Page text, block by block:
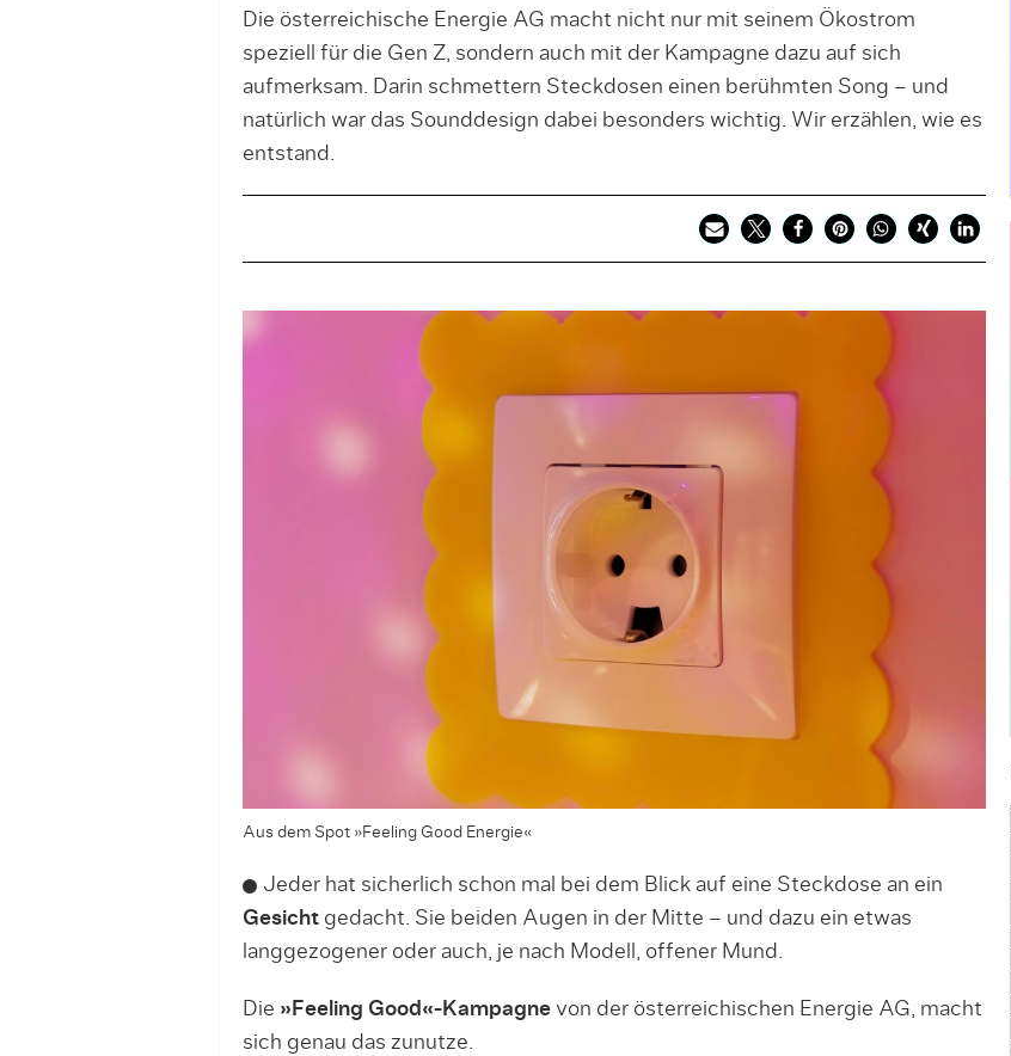
Die österreichische Energie AG macht nicht nur mit seinem Ökostrom
speziell für die Gen Z, sondern auch mit der Kampagne dazu auf sich
aufmerksam. Darin schmettern Steckdosen einen berühmten Song – und
natürlich war das Sounddesign dabei besonders wichtig. Wir erzählen, wie es
entstand.
Aus dem Spot »Feeling Good Energie«
Jeder hat sicherlich schon mal bei dem Blick auf eine Steckdose an ein
Gesichtgedacht. Sie beiden Augen in der Mitte – und dazu ein etwas
langgezogener oder auch, je nach Modell, offener Mund.
Die »Feeling Good«-Kampagnevon der österreichischen Energie AG, macht
sich genau das zunutze.